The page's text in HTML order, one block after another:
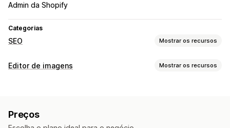
Admin da Shopify
Categorias
SEO Mostrar os recursos
Ferramentas de SEO
Pré-carregamento
Editor de imagens Mostrar os recursos
Controle de qualidade
Preços